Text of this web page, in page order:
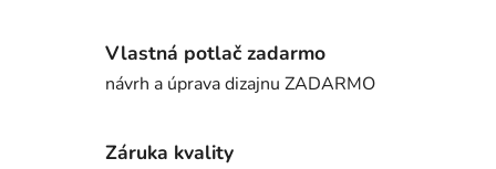
Vlastná potlač zadarmo
návrh a úprava dizajnu ZADARMO
Záruka kvality